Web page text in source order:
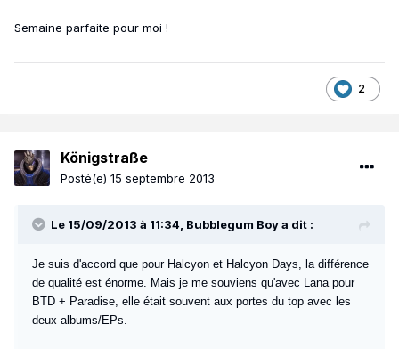
Semaine parfaite pour moi !
2
Königstraße
Posté(e) 15 septembre 2013
Le 15/09/2013 à 11:34, Bubblegum Boy a dit :
Je suis d'accord que pour Halcyon et Halcyon Days, la différence
de qualité est énorme. Mais je me souviens qu'avec Lana pour
BTD + Paradise, elle était souvent aux portes du top avec les
deux albums/EPs.